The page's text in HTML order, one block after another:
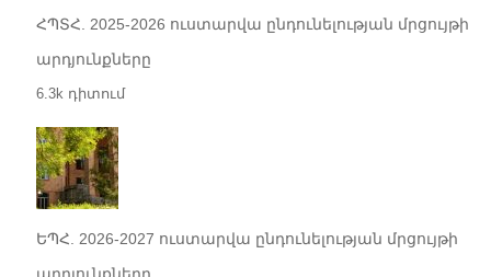
ՀՊՏՀ. 2025-2026 ուստարվա ընդունելության մրցույթի
արդյունքները
6.3k դիտում
ԵՊՀ. 2026-2027 ուստարվա ընդունելության մրցույթի